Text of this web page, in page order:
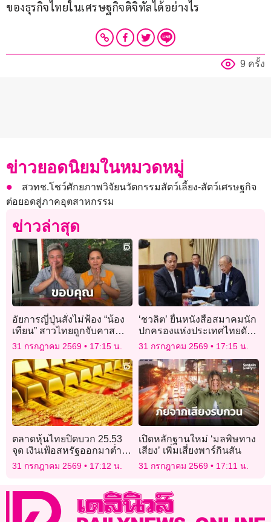
ของธุรกิจไทยในเศรษฐกิจดิจิทัลได้อย่างไร
9 ครั้ง
ข่าวยอดนิยมในหมวดหมู่
สวทช.โชว์ศักยภาพวิจัยนวัตกรรมสัตว์เลี้ยง-สัตว์เศรษฐกิจ
ต่อยอดสู่ภาคอุตสาหกรรม
ข่าวล่าสุด
อัยการญี่ปุ่นสั่งไม่ฟ้อง “น้อง
เทียน” สาวไทยถูกจับคาส
นามบินฟุกุโอกะ หลังพบไอซ์
900 กรัมในซองกาแฟ
31 กรกฎาคม 2569 17:15 น.
‘ชวลิต’ ยื่นหนังสือสมาคมนัก
ปกครองแห่งประเทศไทยดัน
ระบบคุณธรรมบริหารงาน
บุคคลหยุดวิกฤติศรัทธา
มหาดไทย
31 กรกฎาคม 2569 17:15 น.
ตลาดหุ้นไทยปิดบวก 25.53
จุด เงินเฟ้อสหรัฐออกมาต่ำ
กว่าคาด
31 กรกฎาคม 2569 17:12 น.
เปิดหลักฐานใหม่ ‘มลพิษทาง
เสียง’ เพิ่มเสี่ยงพาร์กินสัน
31 กรกฎาคม 2569 17:11 น.